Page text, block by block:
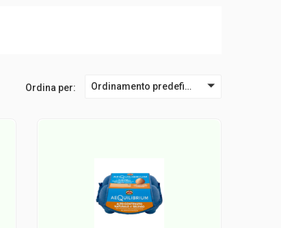
Ordina per: Ordinamento predefinito